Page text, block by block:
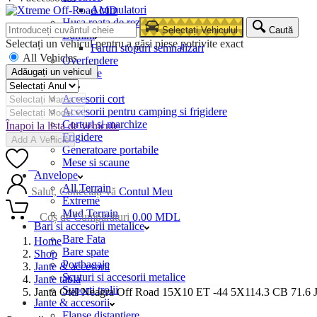
Acumulatori
Husa roata de rezerva
Lumini
Faruri stopuri semnalizari
Overfendere
Snorkele
Camping
Accesorii cort
Accesorii pentru camping si frigidere
Corturi si marchize
Frigidere
Generatoare portabile
Mese si scaune
Anvelope
All Terrain
Extreme
Mud Terrain
Bari si accesorii metalice
Bare Fata
Bare spate
Portbagaje
Scuturi si accesorii metalice
Suporti trolii
Jante & accesorii
Selectați Vehiculul Caută
Selectați un vehicul pentru a găsi piese potrivite exact
All Vehicles
Adăugați un vehicul
Înapoi la lista de vehicule
Add A Vehicle
Salut, Conectați-vă Contul Meu
Coș de Cumpărături 0.00 MDL
Home
Shop
Jante & accesorii
Jante tabla
Janta Otel Neagra Off Road 15X10 ET -44 5X114.3 CB 71.6